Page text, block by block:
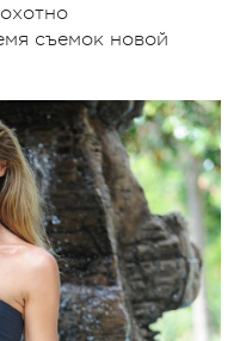
съемок новой